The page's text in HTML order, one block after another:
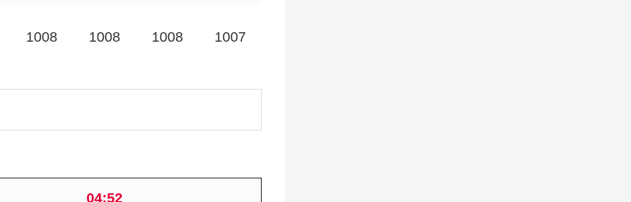
1008 1008 1008 1007
04:52